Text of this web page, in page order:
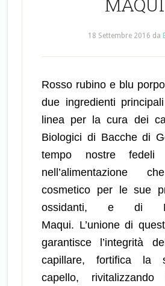
18 Settembre 2016 da
Rosso rubino e blu
due ingredienti
linea per la cura dei
Biologici di Bacche di
tempo nostre fedeli
nell’alimentazione
cosmetico per le sue
ossidanti, e di
Maqui. L’unione di
garantisce l’integrità
capillare, fortifica la
capello,